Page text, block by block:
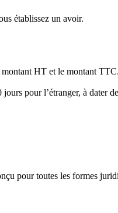
établissez un avoir.
montant HT et le montant TTC.
pour l’étranger, à dater
pour toutes les formes